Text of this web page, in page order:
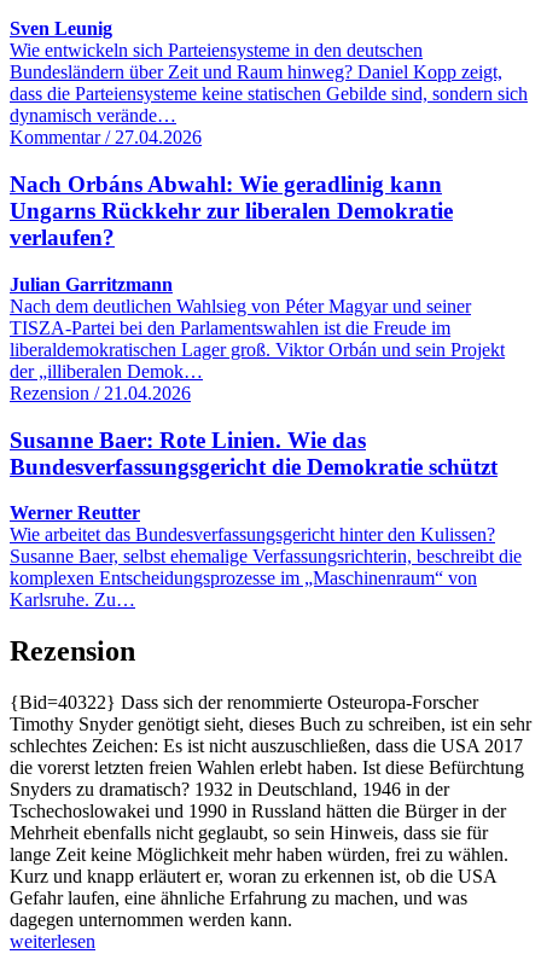
Sven Leunig
Wie entwickeln sich Parteiensysteme in den deutschen
Bundesländern über Zeit und Raum hinweg? Daniel Kopp zeigt,
dass die Parteiensysteme keine statischen Gebilde sind, sondern sich
dynamisch verände…
Kommentar / 27.04.2026
Nach Orbáns Abwahl: Wie geradlinig kann
Ungarns Rückkehr zur liberalen Demokratie
verlaufen?
Julian Garritzmann
Nach dem deutlichen Wahlsieg von Péter Magyar und seiner
TISZA-Partei bei den Parlamentswahlen ist die Freude im
liberaldemokratischen Lager groß. Viktor Orbán und sein Projekt
der „illiberalen Demok…
Rezension / 21.04.2026
Susanne Baer: Rote Linien. Wie das
Bundesverfassungsgericht die Demokratie schützt
Werner Reutter
Wie arbeitet das Bundesverfassungsgericht hinter den Kulissen?
Susanne Baer, selbst ehemalige Verfassungsrichterin, beschreibt die
komplexen Entscheidungsprozesse im „Maschinenraum“ von
Karlsruhe. Zu…
Rezension
{Bid=40322} Dass sich der renommierte Osteuropa-Forscher
Timothy Snyder genötigt sieht, dieses Buch zu schreiben, ist ein sehr
schlechtes Zeichen: Es ist nicht auszuschließen, dass die USA 2017
die vorerst letzten freien Wahlen erlebt haben. Ist diese Befürchtung
Snyders zu dramatisch? 1932 in Deutschland, 1946 in der
Tschechoslowakei und 1990 in Russland hätten die Bürger in der
Mehrheit ebenfalls nicht geglaubt, so sein Hinweis, dass sie für
lange Zeit keine Möglichkeit mehr haben würden, frei zu wählen.
Kurz und knapp erläutert er, woran zu erkennen ist, ob die USA
Gefahr laufen, eine ähnliche Erfahrung zu machen, und was
dagegen unternommen werden kann.
weiterlesen